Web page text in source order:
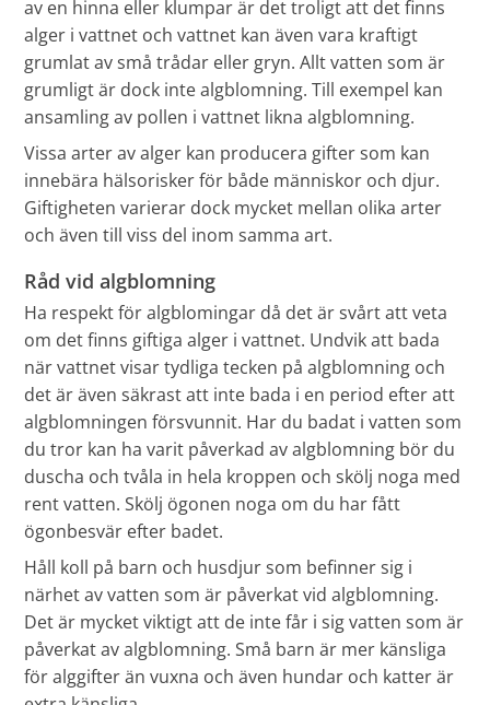
av en hinna eller klumpar är det troligt att det finns
alger i vattnet och vattnet kan även vara kraftigt
grumlat av små trådar eller gryn. Allt vatten som är
grumligt är dock inte algblomning. Till exempel kan
ansamling av pollen i vattnet likna algblomning.
Vissa arter av alger kan producera gifter som kan
innebära hälsorisker för både människor och djur.
Giftigheten varierar dock mycket mellan olika arter
och även till viss del inom samma art.
Råd vid algblomning
Ha respekt för algblomingar då det är svårt att veta
om det finns giftiga alger i vattnet. Undvik att bada
när vattnet visar tydliga tecken på algblomning och
det är även säkrast att inte bada i en period efter att
algblomningen försvunnit. Har du badat i vatten som
du tror kan ha varit påverkad av algblomning bör du
duscha och tvåla in hela kroppen och skölj noga med
rent vatten. Skölj ögonen noga om du har fått
ögonbesvär efter badet.
Håll koll på barn och husdjur som befinner sig i
närhet av vatten som är påverkat vid algblomning.
Det är mycket viktigt att de inte får i sig vatten som är
påverkat av algblomning. Små barn är mer känsliga
för alggifter än vuxna och även hundar och katter är